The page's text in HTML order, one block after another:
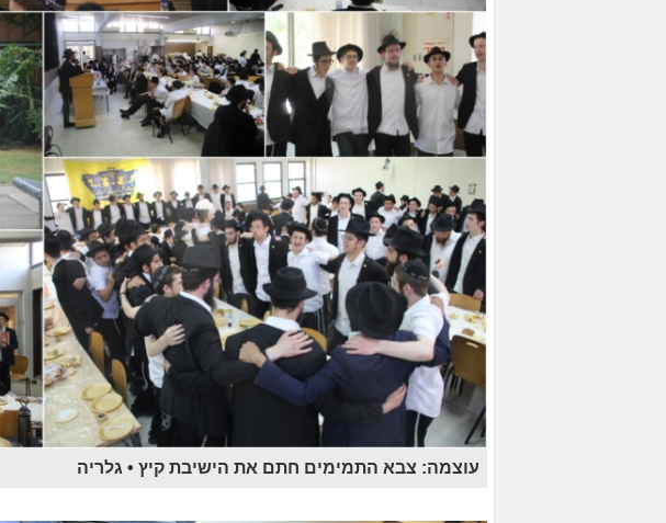
עוצמה: צבא התמימים חתם את הישיבת קיץ • גלריה